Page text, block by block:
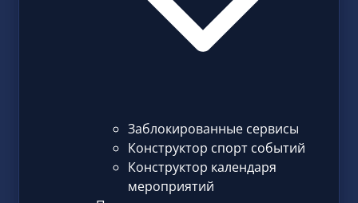
Заблокированные сервисы
Конструктор спорт событий
Конструктор календаря
мероприятий